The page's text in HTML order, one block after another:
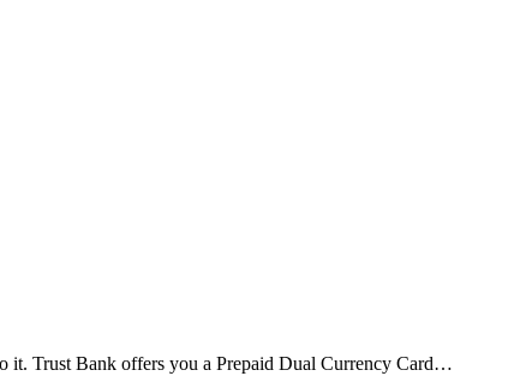
it. Trust Bank offers you a Prepaid Dual Currency Card…